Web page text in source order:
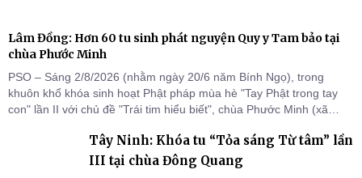
Lâm Đồng: Hơn 60 tu sinh phát nguyện Quy y Tam bảo tại
chùa Phước Minh
PSO – Sáng 2/8/2026 (nhằm ngày 20/6 năm Bính Ngọ), trong
khuôn khổ khóa sinh hoạt Phật pháp mùa hè "Tay Phật trong tay
con" lần II với chủ đề "Trái tim hiểu biết", chùa Phước Minh (xã
cho hơn 60 tu sinh.Tây Ninh: Khóa tu “Tỏa sáng Từ tâm” lần
III tại chùa Đông Quang